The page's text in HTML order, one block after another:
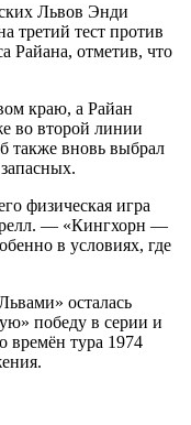
Львов Энди
третий тест против
Райана, отметив, что
краю, а Райан
во второй линии
также вновь выбрал
физическая игра
— «Кингхорн —
в условиях, где
осталась
победу в серии и
времён тура 1974